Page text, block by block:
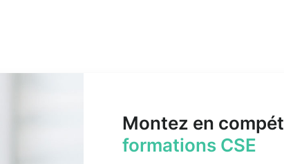
Montez en
formations CSE